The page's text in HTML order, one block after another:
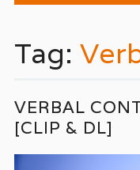
Tag:
VERBAL
[CLIP & DL]